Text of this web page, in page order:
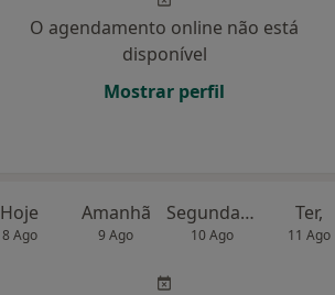
O agendamento online não está
disponível
Mostrar perfil
Hoje
8 Ago
Amanhã
9 Ago
Segunda-feira
10 Ago
Ter,
11 Ago